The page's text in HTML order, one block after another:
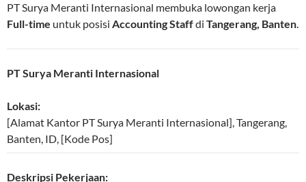
PT Surya Meranti Internasional membuka lowongan kerja
Full-time untuk posisi Accounting Staffdi Tangerang, Banten.
PT Surya Meranti Internasional
Lokasi:
[Alamat Kantor PT Surya Meranti Internasional],Tangerang,
Banten, ID, [Kode Pos]
Deskripsi Pekerjaan: